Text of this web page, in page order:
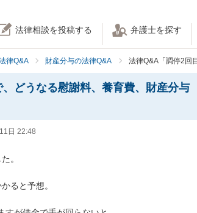
法律相談を投稿する 弁護士を探す
律Q&A 財産分与の法律Q&A 法律Q&A「調停2回
どうなる慰謝料、養育費、財産分与
日 22:48
。
ると予想。